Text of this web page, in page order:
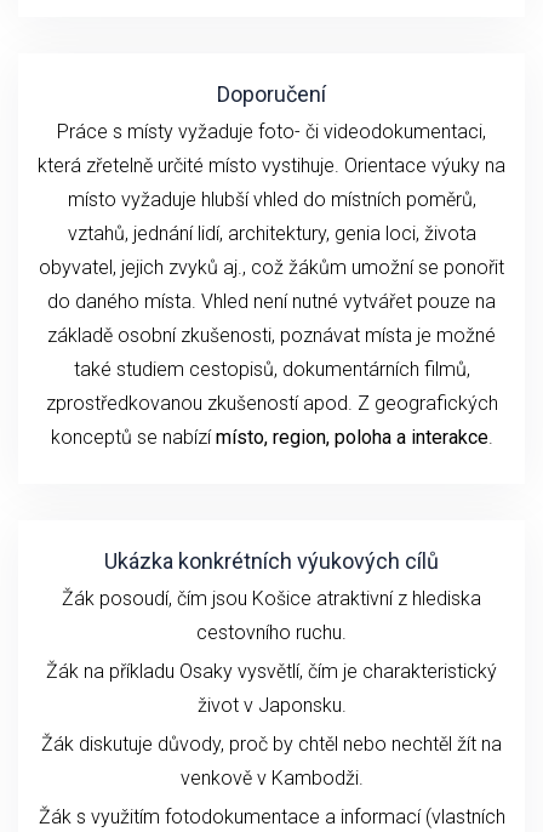
Doporučení
Práce s místy vyžaduje foto- či videodokumentaci,
která zřetelně určité místo vystihuje. Orientace výuky na
místo vyžaduje hlubší vhled do místních poměrů,
vztahů, jednání lidí, architektury, genia loci, života
obyvatel, jejich zvyků aj., což žákům umožní se ponořit
do daného místa. Vhled není nutné vytvářet pouze na
základě osobní zkušenosti, poznávat místa je možné
také studiem cestopisů, dokumentárních filmů,
zprostředkovanou zkušeností apod. Z geografických
konceptů se nabízímísto, region, poloha a interakce.
Ukázka konkrétních výukových cílů
Žák posoudí, čím jsou Košice atraktivní z hlediska
cestovního ruchu.
Žák na příkladu Osaky vysvětlí, čím je charakteristický
život v Japonsku.
Žák diskutuje důvody, proč by chtěl nebo nechtěl žít na
venkově v Kambodži.
Žák s využitím fotodokumentace a informací (vlastních